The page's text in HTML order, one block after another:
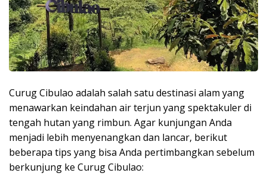
Curug Cibulao adalah salah satu destinasi alam yang
menawarkan keindahan air terjun yang spektakuler di
tengah hutan yang rimbun. Agar kunjungan Anda
menjadi lebih menyenangkan dan lancar, berikut
beberapa tips yang bisa Anda pertimbangkan sebelum
berkunjung ke Curug Cibulao: